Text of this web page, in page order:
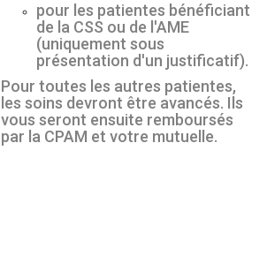
pour les patientes bénéficiant
de la CSS ou de l'AME
(uniquement sous
présentation d'un justificatif).
Pour toutes les autres patientes,
les soins devront être avancés. Ils
vous seront ensuite remboursés
par la CPAM et votre mutuelle.